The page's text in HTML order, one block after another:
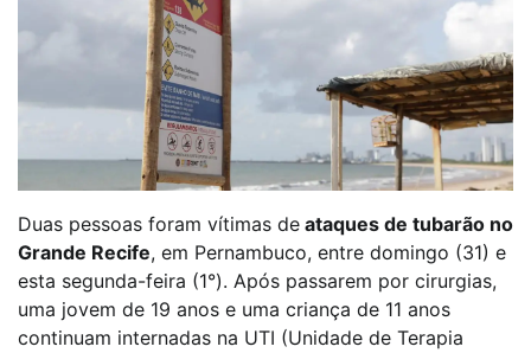
Duas pessoas foram vítimas de ataques de tubarão no
Grande Recife, em Pernambuco, entre domingo (31) e
esta segunda-feira (1°). Após passarem por cirurgias,
uma jovem de 19 anos e uma criança de 11 anos
continuam internadas na UTI (Unidade de Terapia